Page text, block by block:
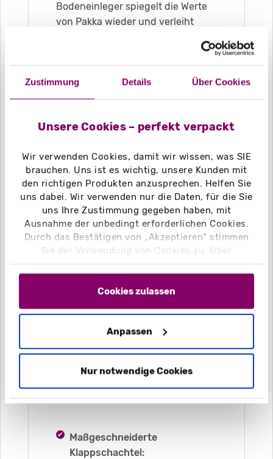
Zustimmung Details Über Cookies
Unsere Cookies – perfekt verpackt
Wir verwenden Cookies, damit wir wissen, was SIE
brauchen. Uns ist es wichtig, unsere Kunden mit
den richtigen Produkten anzusprechen. Helfen Sie
uns dabei. Wir verwenden nur die Daten, für die Sie
uns Ihre Zustimmung gegeben haben, mit
Ausnahme der unbedingt erforderlichen Cookies.
Durch das Bestätigen von „Akzeptieren“ stimmen
Sie der Verwendung von Cookies zu. Über
„Einstellungen“ können Sie auswählen, welche
Cookies Sie zulassen. Hier finden Sie unser
und unsereDatenschutzerklärung
Cookies zulassen
Anpassen
Nur notwendige Cookies
Bodeneinleger spiegelt die Werte
von Pakka wieder und verleiht
Form und Veredelung erzeugt eine
Verpackung, die ehrlich wirkt und
Nachhaltig. Hochwertig.
Maßgeschneiderte
Klappschachtel: